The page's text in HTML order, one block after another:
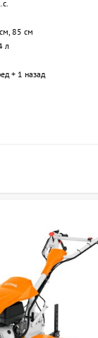
85 см
л
+ 1 назад